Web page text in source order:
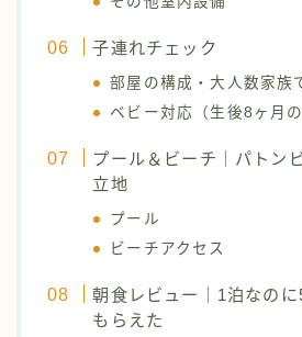
子連れチェック
部屋の構成・大人数家族
ベビー対応（生後8ヶ月の
プール＆ビーチ｜パトン
立地
プール
ビーチアクセス
朝食レビュー｜1泊なの
もらえた